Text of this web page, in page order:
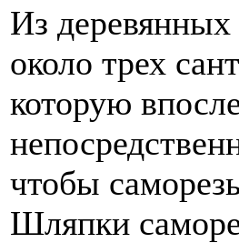
Из
около трех
которую
чтобы
Шляпки